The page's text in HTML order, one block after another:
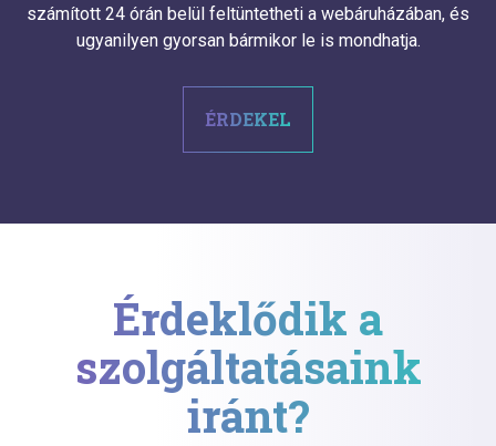
számított 24 órán belül feltüntetheti a webáruházában, és
ugyanilyen gyorsan bármikor le is mondhatja.
ÉRDEKEL
Érdeklődik a
szolgáltatásaink
iránt?